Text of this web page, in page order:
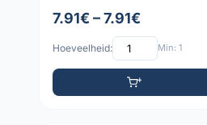
7.91€ – 7.91€
Hoeveelheid: Min: 1